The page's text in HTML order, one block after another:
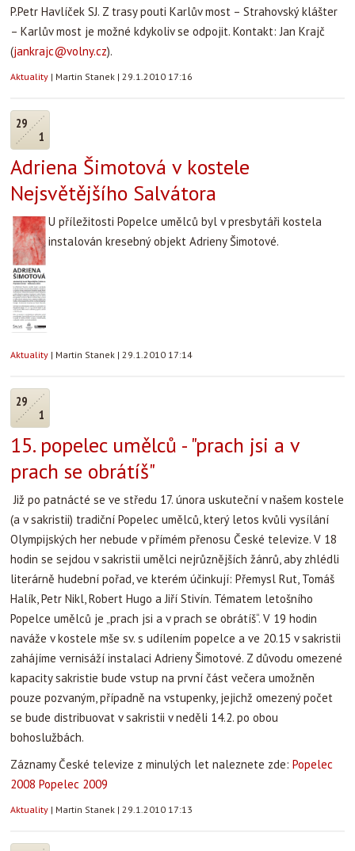
P.Petr Havlíček SJ. Z trasy pouti Karlův most – Strahovský klášter
– Karlův most je možné kdykoliv se odpojit. Kontakt: Jan Krajč
(jankrajc@volny.cz).
Aktuality | Martin Stanek | 29.1.2010 17:16
29
1
Adriena Šimotová v kostele
Nejsvětějšího Salvátora
U příležitosti Popelce umělců byl v presbytáři kostela
instalován kresebný objekt Adrieny Šimotové.
Aktuality | Martin Stanek | 29.1.2010 17:14
29
1
15. popelec umělců - "prach jsi a v
prach se obrátíš"
Již po patnácté se ve středu 17. února uskuteční v našem kostele
(a v sakristii) tradiční Popelec umělců, který letos kvůli vysílání
Olympijských her nebude v přímém přenosu České televize. V 18
hodin se sejdou v sakristii umělci nejrůznějších žánrů, aby zhlédli
literárně hudební pořad, ve kterém účinkují: Přemysl Rut, Tomáš
Halík, Petr Nikl, Robert Hugo a Jiří Stivín. Tématem letošního
Popelce umělců je „prach jsi a v prach se obrátíš“. V 19 hodin
naváže v kostele mše sv. s udílením popelce a ve 20.15 v sakristii
zahájíme vernisáží instalaci Adrieny Šimotové. Z důvodu omezené
kapacity sakristie bude vstup na první část večera umožněn
pouze pozvaným, případně na vstupenky, jejichž omezený počet
se bude distribuovat v sakristii v neděli 14.2. po obou
bohoslužbách.
Záznamy České televize z minulých let naleznete zde: Popelec
2008 Popelec 2009
Aktuality | Martin Stanek | 29.1.2010 17:13